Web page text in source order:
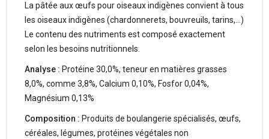
La pâtée aux œufs pour oiseaux indigènes convient à tous
les oiseaux indigènes (chardonnerets, bouvreuils, tarins,…)
Le contenu des nutriments est composé exactement
selon les besoins nutritionnels.
Analyse : Protéine 30,0%, teneur en matières grasses
8,0%, comme 3,8%, Calcium 0,10%, Fosfor 0,04%,
Magnésium 0,13%
Composition : Produits de boulangerie spécialisés, œufs,
céréales, légumes, protéines végétales non